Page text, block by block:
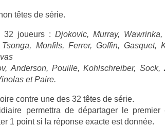
têtes de série.
32 joueurs : Djokovic, Mur­ray,
Mon­fils, Ferr­er, Gof­fin, Gas­quet,
An­der­son, Pouil­le, Kohlschreib­er, Sock,
et Paire.
con­tre une des 32 têtes de série.
per­mettra de dépar­tag­er le pre­mi­er
1 point si la réponse ex­ac­te est donnée.